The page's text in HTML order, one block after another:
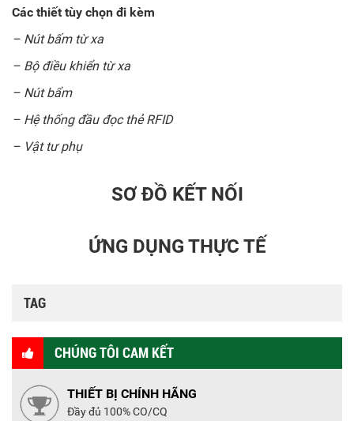
Các thiết tùy chọn đi kèm
– Nút bấm từ xa
– Bộ điều khiển từ xa
– Nút bẩm
– Hệ thống đầu đọc thẻ RFID
– Vật tư phụ
SƠ ĐỒ KẾT NỐI
ỨNG DỤNG THỰC TẾ
TAG
CHÚNG TÔI CAM KẾT
THIẾT BỊ CHÍNH HÃNG
Đầy đủ 100% CO/CQ